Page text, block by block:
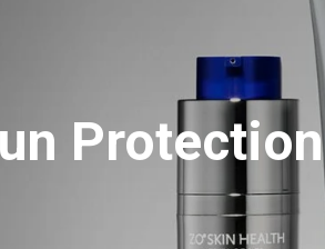
Protection